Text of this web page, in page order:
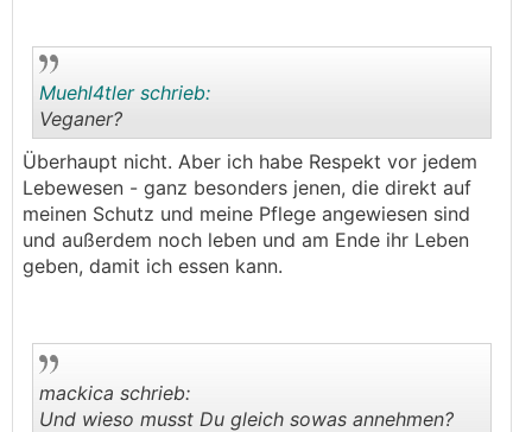
..
Muehl4tler schrieb:
Veganer?
Überhaupt nicht. Aber ich habe Respekt vor jedem
Lebewesen - ganz besonders jenen, die direkt auf
meinen Schutz und meine Pflege angewiesen sind
und außerdem noch leben und am Ende ihr Leben
geben, damit ich essen kann.
mackica schrieb:
Und wieso musst Du gleich sowas annehmen?